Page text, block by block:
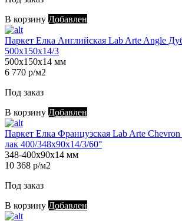
В корзину Добавлен
Паркет Елка Английская Lab Arte Angle
500х150х14/3
500х150х14 мм
6 770 р/м2
Под заказ
В корзину Добавлен
Паркет Елка Французская Lab Arte
лак 400/348х90х14/3/60°
348-400х90х14 мм
10 368 р/м2
Под заказ
В корзину Добавлен